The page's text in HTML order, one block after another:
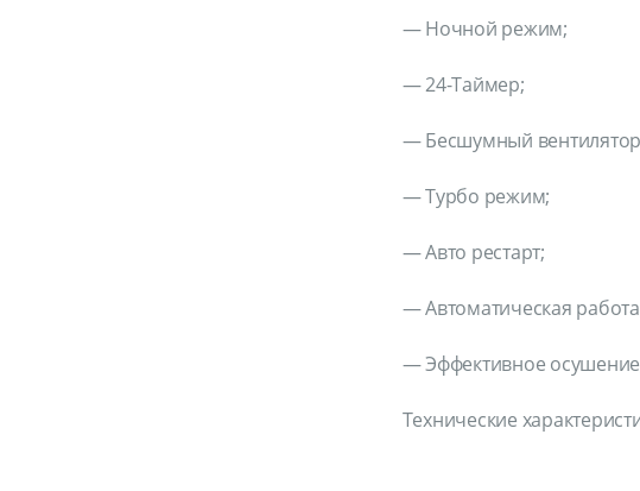
— Ночной режим;
— 24-Таймер;
— Бесшумный
— Турбо режим;
— Авто рестарт;
— Автоматическая
— Эффективное
Технические